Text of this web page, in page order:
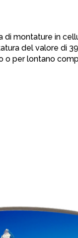
di montature in
del valore di
o per lontano